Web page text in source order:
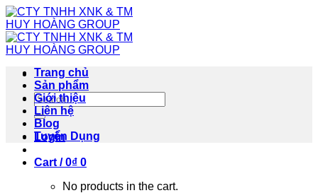
Skip
to
content
Search
for:
Login
Cart /0₫ 0
No products in the cart.
Trang chủ
Sản phẩm
Giới thiệu
Liên hệ
Blog
Tuyển Dụng